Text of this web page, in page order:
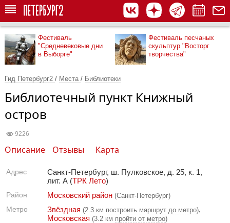
Фестиваль
"Средневековые дни
в Выборге"
Фестиваль песчаных
скульптур "Восторг
творчества"
Гид Петербург2 / Места / Библиотеки
Библиотечный пункт Книжный
остров
9226
Описание Отзывы Карта
Адрес
Санкт-Петербург, ш. Пулковское, д. 25, к. 1,
лит. А (ТРК Лето)
Район Московский район (Санкт-Петербург)
Метро Звёздная (2.3 км построить маршрут до метро),
Московская (3.2 км пройти от метро)